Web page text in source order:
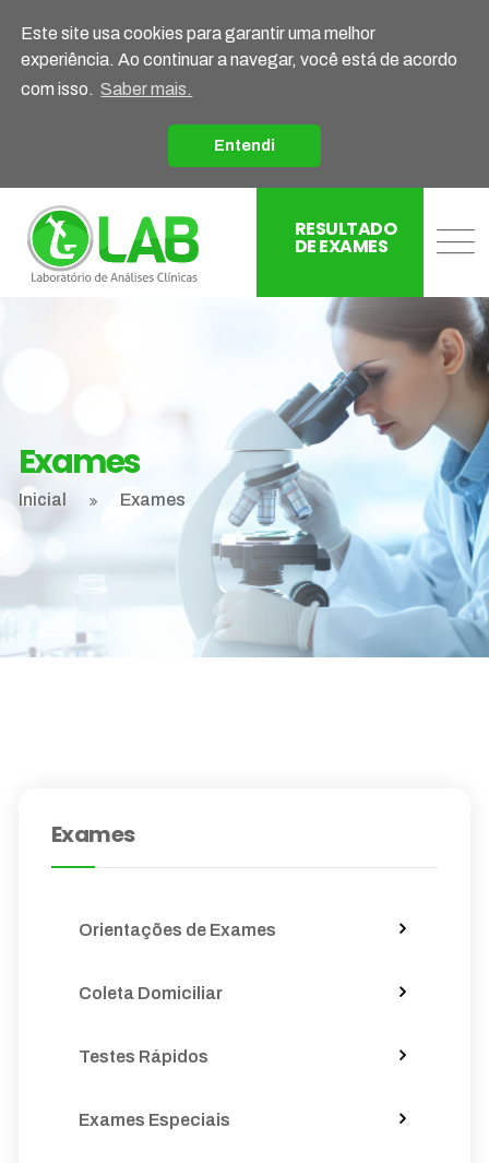
Este site usa cookies para garantir uma melhor
experiência. Ao continuar a navegar, você está de acordo
com isso. Saber mais.
Entendi
RESULTADO
DE EXAMES
Exames
Inicial Exames
Exames
Orientações de Exames
Coleta Domiciliar
Testes Rápidos
Exames Especiais